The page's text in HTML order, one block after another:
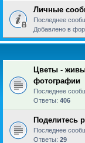
Личные
Последнее
Добавлено в
Цветы -
фотографии
Последнее
Ответы: 406
Поделитесь
Последнее
Ответы: 29